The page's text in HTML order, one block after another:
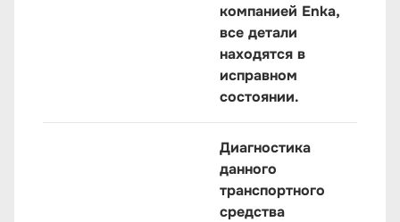
компанией Enka,
все детали
находятся в
исправном
состоянии.
Диагностика
данного
транспортного
средства